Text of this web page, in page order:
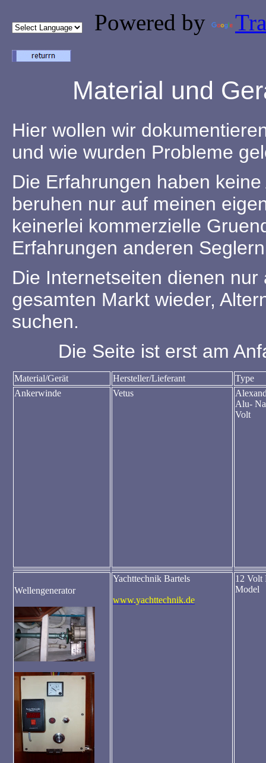
Powered by
Material und
Hier wollen wir
und wie wurden Probleme
Die Erfahrungen haben
beruhen nur auf meinen
keinerlei kommerzielle
Erfahrungen anderen
Die Internetseiten dienen
gesamten Markt wieder,
suchen.
Die Seite ist erst am
Material/Gerät Hersteller/Lieferant
Type
Ankerwinde
Vetus
Alu-
Volt
Wellengenerator
Yachttechnik Bartels
www.yachttechnik.de
12 Volt
Model